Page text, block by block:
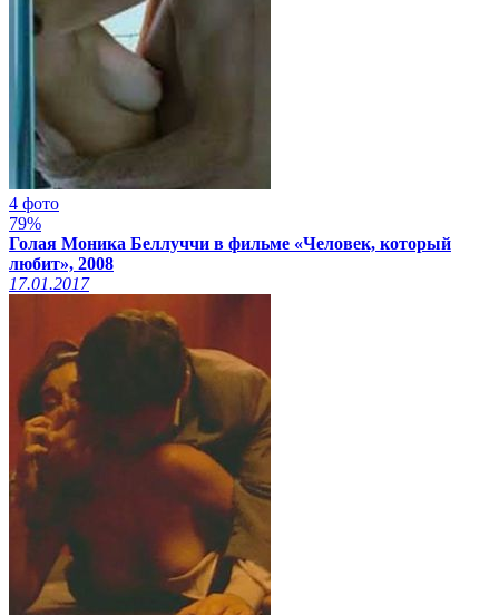
4 фото
79%
Голая Моника Беллуччи в фильме «Человек, который
любит», 2008
17.01.2017